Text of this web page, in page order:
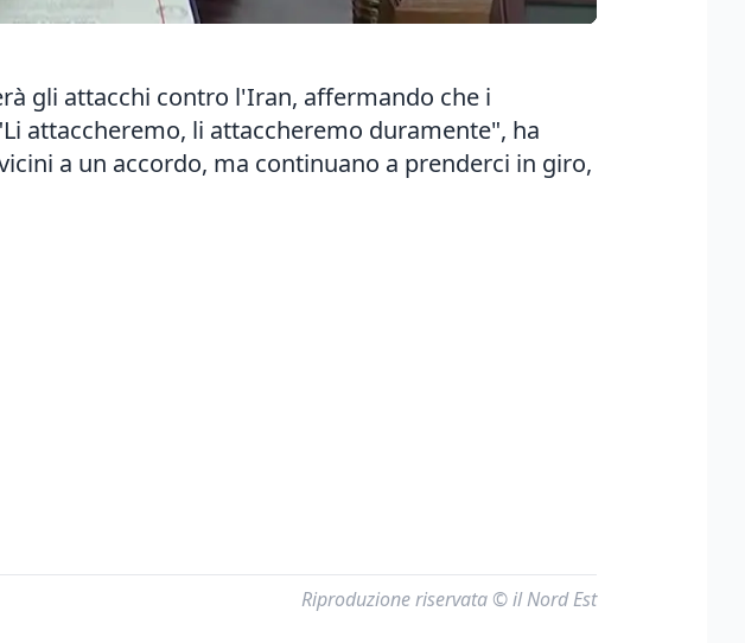
gli attacchi contro l'Iran, affermando che i
attaccheremo, li attaccheremo duramente", ha
a un accordo, ma continuano a prenderci in giro,
Riproduzione riservata © il Nord Est